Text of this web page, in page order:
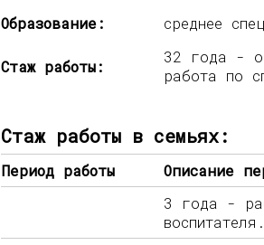
Образование:
среднее
Стаж работы:
32 года -
работа по
Стаж работы в семьях:
Период работы
Описание
3 года -
воспитателя.